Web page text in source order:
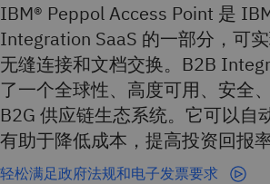
IBM® Peppol Access Point 是
Integration SaaS 的一部分，可
无缝连接和文档交换。B2B
了一个全球性、高度可用、安全
B2G 供应链生态系统。它可以自
有助于降低成本，提高投资回报率
轻松满足政府法规和电子发票要求